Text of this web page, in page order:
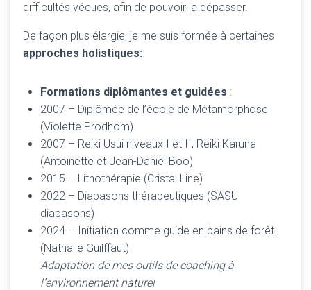
difficultés vécues, afin de pouvoir la dépasser.
De façon plus élargie, je me suis formée à certaines
approches holistiques:
Formations diplômantes et guidées :
2007 – Diplômée de l’école de Métamorphose
(Violette Prodhom)
2007 – Reiki Usui niveaux I et II, Reiki Karuna
(Antoinette et Jean-Daniel Boo)
2015 – Lithothérapie (Cristal Line)
2022 – Diapasons thérapeutiques (SASU
diapasons)
2024 – Initiation comme guide en bains de forêt
(Nathalie Guilffaut)
Adaptation de mes outils de coaching à
l’environnement naturel